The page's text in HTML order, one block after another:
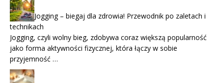
Jogging – biegaj dla zdrowia! Przewodnik po zaletach i
technikach
Jogging, czyli wolny bieg, zdobywa coraz większą popularność
jako forma aktywności fizycznej, która łączy w sobie
przyjemność …